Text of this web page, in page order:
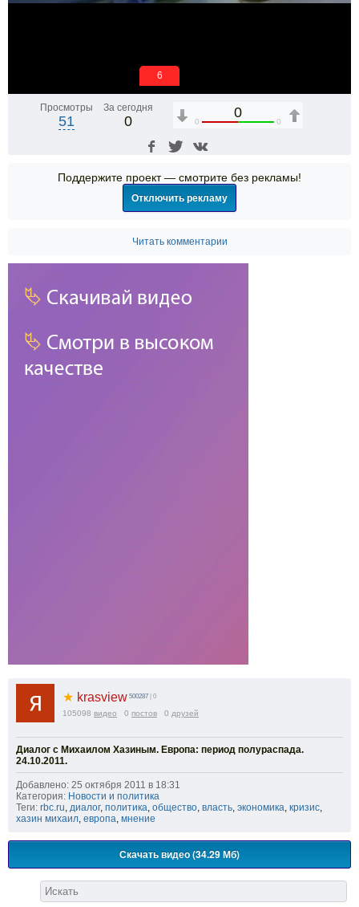
5
Просмотры
51
За сегодня
0
0
0 0
Поддержите проект — смотрите без рекламы!
Отключить рекламу
Читать комментарии
★ krasview 500287 | 0
105098 видео 0 постов 0 друзей
Диалог с Михаилом Хазиным. Европа: период полураспада.
24.10.2011.
Добавлено: 25 октября 2011 в 18:31
Категория: Новости и политика
Теги: rbc.ru диалог, политика общество власть экономика кризис
хазин михаил европа мнение
Скачать видео (34.29 Мб)